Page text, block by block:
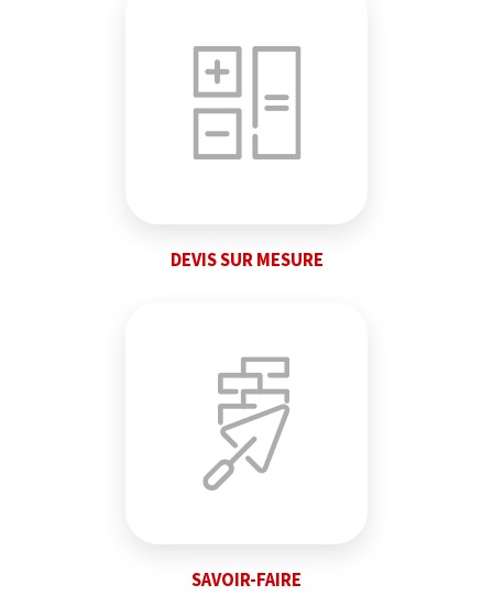
DEVIS SUR MESURE
SAVOIR-FAIRE